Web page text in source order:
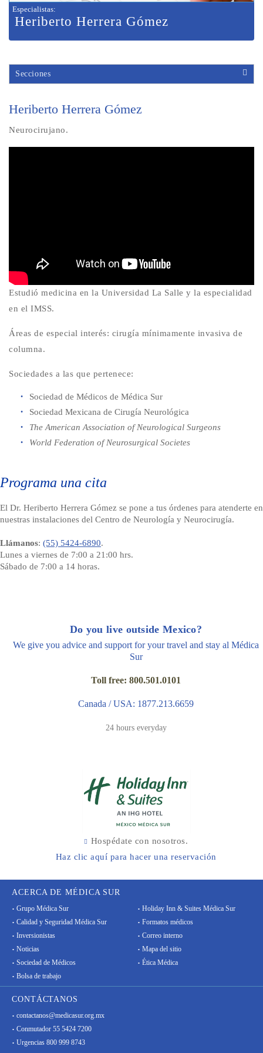
Especialistas:
Heriberto Herrera Gómez
Secciones
Heriberto Herrera Gómez
Neurocirujano.
Estudió medicina en la Universidad La Salle y la especialidad
en el IMSS.
Áreas de especial interés: cirugía mínimamente invasiva de
columna.
Sociedades a las que pertenece:
Sociedad de Médicos de Médica Sur
Sociedad Mexicana de Cirugía Neurológica
The American Association of Neurological Surgeons
World Federation of Neurosurgical Societes
Programa una cita
El Dr. Heriberto Herrera Gómez se pone a tus órdenes para atenderte en
nuestras instalaciones del Centro de Neurología y Neurocirugía.
Llámanos: (55) 5424-6890.
Lunes a viernes de 7:00 a 21:00 hrs.
Sábado de 7:00 a 14 horas.
Do you live outside Mexico?
We give you advice and support for your travel and stay al Médica
Sur
Toll free: 800.501.0101
Canada / USA: 1877.213.6659
24 hours everyday
Hospédate con nosotros.
Haz clic aquí para hacer una reservación
ACERCA DE MÉDICA SUR
Grupo Médica Sur
Calidad y Seguridad Médica Sur
Inversionistas
Noticias
Sociedad de Médicos
Bolsa de trabajo
Holiday Inn & Suites Médica Sur
Formatos médicos
Correo interno
Mapa del sitio
Ética Médica
CONTÁCTANOS
contactanos@medicasur.org.mx
Conmutador 55 5424 7200
Urgencias 800 999 8743